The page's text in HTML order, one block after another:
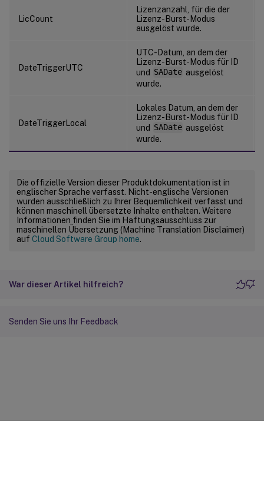
LicCount
Lizenzanzahl, für die der
Lizenz-Burst-Modus
ausgelöst wurde.
DateTriggerUTC
UTC-Datum, an dem der
Lizenz-Burst-Modus für ID
und SADate ausgelöst
wurde.
DateTriggerLocal
Lokales Datum, an dem der
Lizenz-Burst-Modus für ID
und SADate ausgelöst
wurde.
Die offizielle Version dieser Produktdokumentation ist in
englischer Sprache verfasst. Nicht-englische Versionen
wurden ausschließlich zu Ihrer Bequemlichkeit verfasst und
können maschinell übersetzte Inhalte enthalten. Weitere
Informationen finden Sie im Haftungsausschluss zur
maschinellen Übersetzung (Machine Translation Disclaimer)
auf Cloud Software Group home.
War dieser Artikel hilfreich?
Senden Sie uns Ihr Feedback